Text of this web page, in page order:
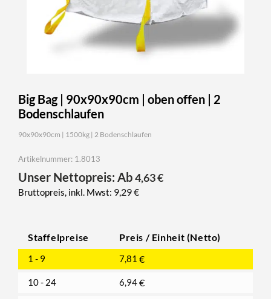
Big Bag | 90x90x90cm | oben offen | 2
Bodenschlaufen
90x90x90cm | 1500kg | 2 Bodenschlaufen
Artikelnummer: 1.8013
Unser Nettopreis: Ab4,63€
Bruttopreis, inkl. Mwst: 9,29€
Staffelpreise Preis / Einheit (Netto)
1 - 9 7,81 €
10 - 24 6,94€